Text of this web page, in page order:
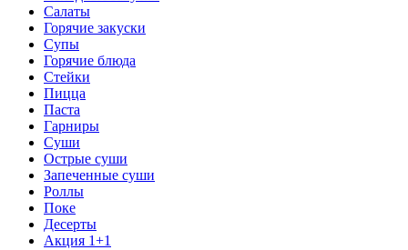
Салаты
Горячие закуски
Супы
Горячие блюда
Стейки
Пицца
Паста
Гарниры
Суши
Острые суши
Запеченные суши
Роллы
Поке
Десерты
Акция 1+1